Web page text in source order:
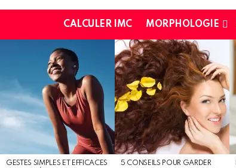
CALCULER IMC MORPHOLOGIE
GESTES SIMPLES ET EFFICACES
5 CONSEILS POUR GARDER